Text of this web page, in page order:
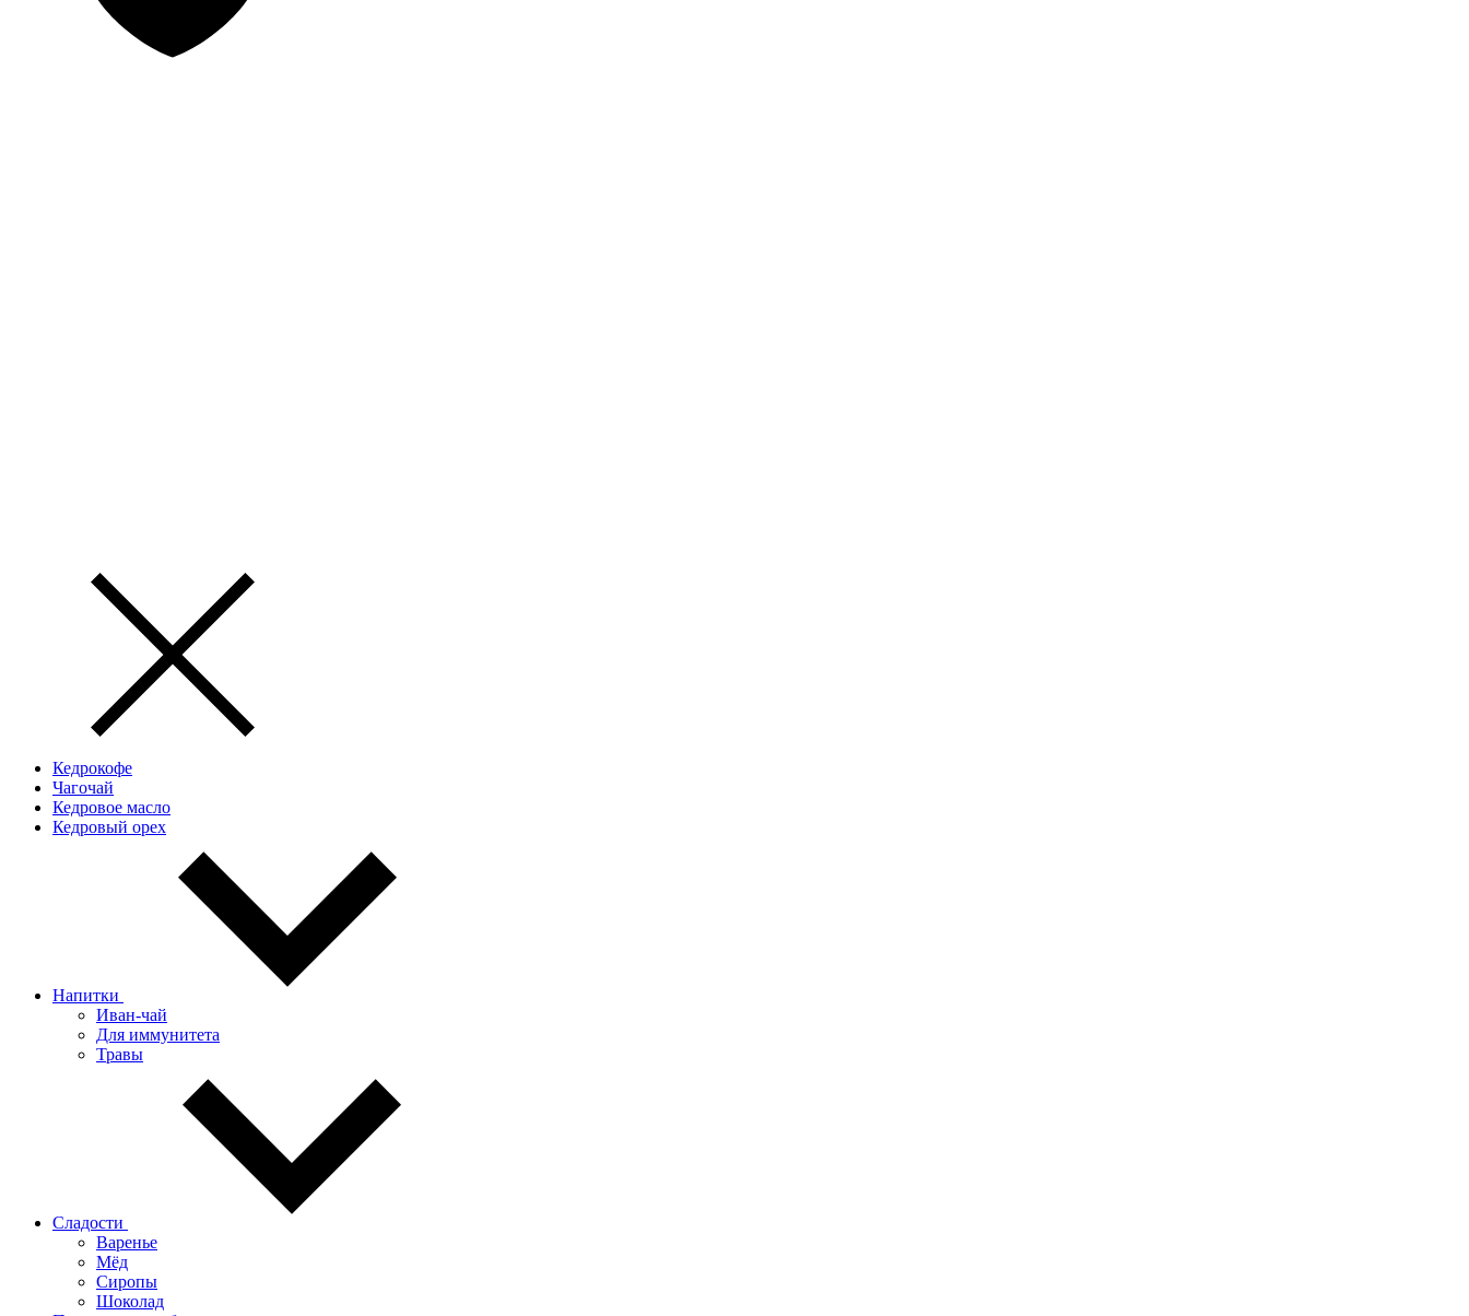
Кедрокофе
Чагочай
Кедровое масло
Кедровый орех
Напитки
Иван-чай
Для иммунитета
Травы
Сладости
Варенье
Мёд
Сиропы
Шоколад